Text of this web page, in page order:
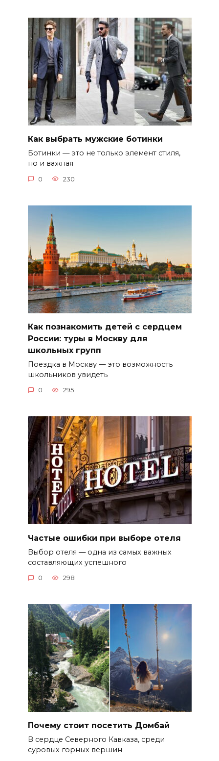
Как выбрать мужские ботинки
Ботинки — это не только элемент стиля,
но и важная
0 230
Как познакомить детей с сердцем
России: туры в Москву для
школьных групп
Поездка в Москву — это возможность
школьников увидеть
0 295
Частые ошибки при выборе отеля
Выбор отеля — одна из самых важных
составляющих успешного
0 298
Почему стоит посетить Домбай
В сердце Северного Кавказа, среди
суровых горных вершин